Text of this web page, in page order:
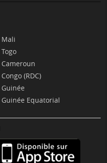
Mali
Togo
Cameroun
Congo (RDC)
Guinée
Guinée Equatorial